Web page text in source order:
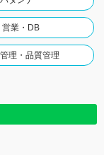
営業・DB
理・品質管理